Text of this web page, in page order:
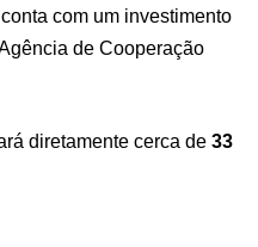
com um investimento
de Cooperação
diretamente cerca de 33